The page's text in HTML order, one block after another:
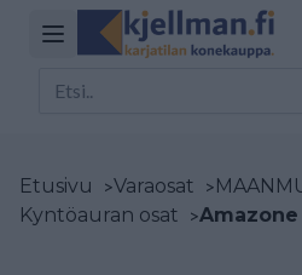
Etusivu >Varaosat >
Kyntöauran osat >Amazone